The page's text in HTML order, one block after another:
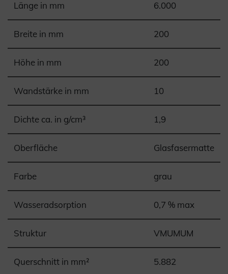
Länge in mm 6.000
Breite in mm 200
Höhe in mm 200
Wandstärke in mm 10
Dichte ca. in g/cm³ 1,9
Oberfläche Glasfasermatte
Farbe grau
Wasseradsorption 0,7 % max
Struktur VMUMUM
Querschnitt in mm² 5.882